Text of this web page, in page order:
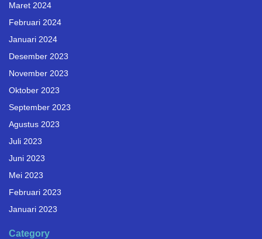
Maret 2024
Februari 2024
Januari 2024
Desember 2023
November 2023
Oktober 2023
September 2023
Agustus 2023
Juli 2023
Juni 2023
Mei 2023
Februari 2023
Januari 2023
Category